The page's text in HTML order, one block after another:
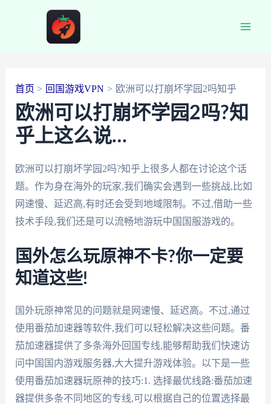
首页 回国游戏VPN 欧洲可以打崩坏学园2吗知乎
欧洲可以打崩坏学园2吗?知
乎上这么说…
欧洲可以打崩坏学园2吗?知乎上很多人都在讨论这个话
题。作为身在海外的玩家,我们确实会遇到一些挑战,比如
网速慢、延迟高,有时还会受到地域限制。不过,借助一些
技术手段,我们还是可以流畅地游玩中国国服游戏的。
国外怎么玩原神不卡?你一定要
知道这些!
国外玩原神常见的问题就是网速慢、延迟高。不过,通过
使用番茄加速器等软件,我们可以轻松解决这些问题。番
茄加速器提供了多条海外回国专线,能够帮助我们快速访
问中国国内游戏服务器,大大提升游戏体验。以下是一些
使用番茄加速器玩原神的技巧:1. 选择最优线路:番茄加速
器提供多条不同地区的专线,可以根据自己的位置选择最